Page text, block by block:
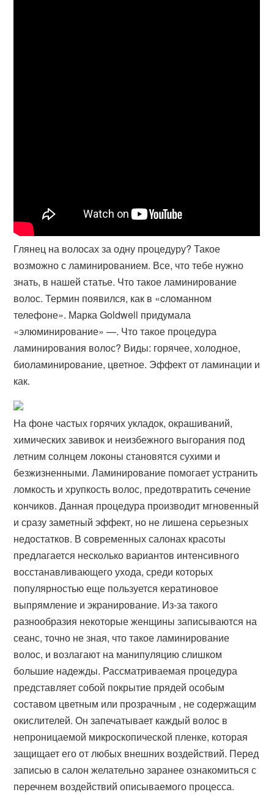
Глянец на волосах за одну процедуру? Такое
возможно с ламинированием. Все, что тебе нужно
знать, в нашей статье. Что такое ламинирование
волос. Термин появился, как в «cломанном
телефоне». Марка Goldwell придумала
«элюминирование» —. Что такое процедура
ламинирования волос? Виды: горячее, холодное,
биоламинирование, цветное. Эффект от ламинации и
как.
На фоне частых горячих укладок, окрашиваний,
химических завивок и неизбежного выгорания под
летним солнцем локоны становятся сухими и
безжизненными. Ламинирование помогает устранить
ломкость и хрупкость волос, предотвратить сечение
кончиков. Данная процедура производит мгновенный
и сразу заметный эффект, но не лишена серьезных
недостатков. В современных салонах красоты
предлагается несколько вариантов интенсивного
восстанавливающего ухода, среди которых
популярностью еще пользуется кератиновое
выпрямление и экранирование. Из-за такого
разнообразия некоторые женщины записываются на
сеанс, точно не зная, что такое ламинирование
волос, и возлагают на манипуляцию слишком
большие надежды. Рассматриваемая процедура
представляет собой покрытие прядей особым
составом цветным или прозрачным , не содержащим
окислителей. Он запечатывает каждый волос в
непроницаемой микроскопической пленке, которая
защищает его от любых внешних воздействий. Перед
записью в салон желательно заранее ознакомиться с
перечнем воздействий описываемого процесса.